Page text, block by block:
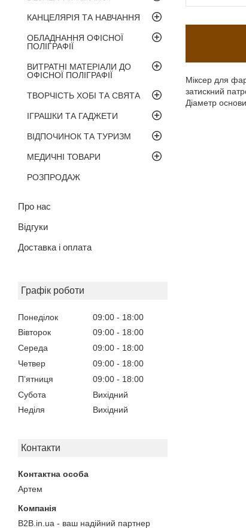
КАНЦЕЛЯРІЯ ТА НАВЧАННЯ
ОБЛАДНАННЯ ОФІСНОЇ
ПОЛІГРАФІЇ
ВИТРАТНІ МАТЕРІАЛИ ДО
ОФІСНОЇ ПОЛІГРАФІЇ
ТВОРЧІСТЬ ХОБІ ТА СВЯТА
ІГРАШКИ ТА ГАДЖЕТИ
ВІДПОЧИНОК ТА ТУРИЗМ
МЕДИЧНІ ТОВАРИ
РОЗПРОДАЖ
Про нас
Відгуки
Доставка і оплата
Графік роботи
Понеділок 09:00
18:00
Вівторок
09:00
18:00
Середа
09:00
18:00
Четвер
09:00
18:00
Пʼятниця
09:00
18:00
Субота
Вихідний
Неділя
Вихідний
Контакти
Артем
B2B.in.ua - ваш надійний партнер
Міксер для
затискний
Діаметр